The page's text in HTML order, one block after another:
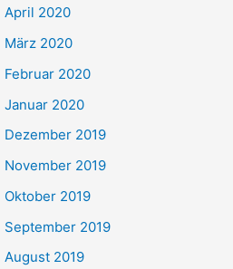
April 2020
März 2020
Februar 2020
Januar 2020
Dezember 2019
November 2019
Oktober 2019
September 2019
August 2019